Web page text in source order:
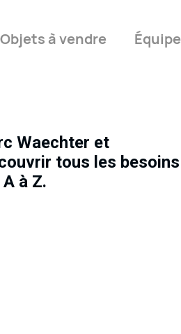
Objets à vendre Équipe
Waechter et
tous les besoins
à Z.